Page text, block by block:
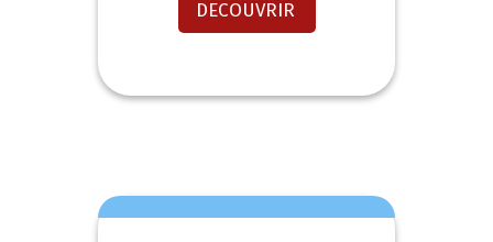
DECOUVRIR